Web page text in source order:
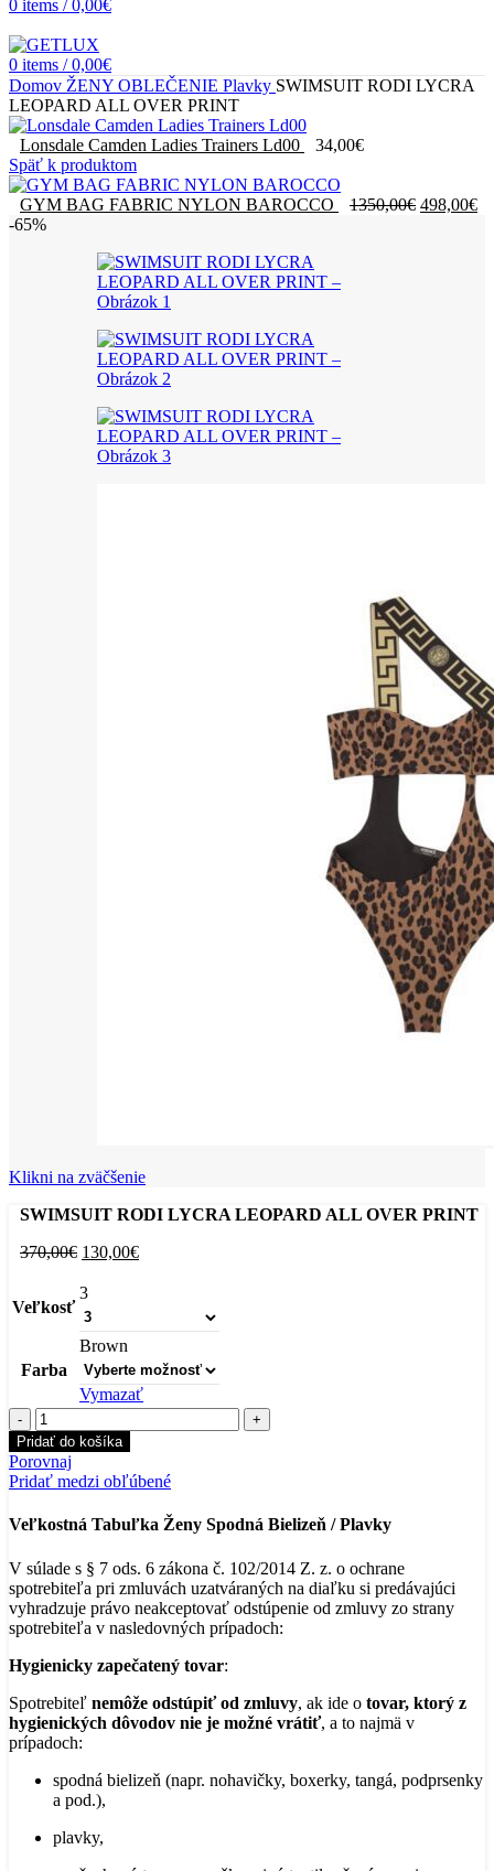
0 items / 0,00€
0 items / 0,00€
Domov ŽENY OBLEČENIE Plavky SWIMSUIT RODI LYCRA
LEOPARD ALL OVER PRINT
Lonsdale Camden Ladies Trainers Ld00 34,00€
Späť k produktom
GYM BAG FABRIC NYLON BAROCCO 1350,00€ Pôvodná
498,00€
-65%
Klikni na zväčšenie
SWIMSUIT RODI LYCRA LEOPARD ALL OVER PRINT
370,00€ Pôvodná
bola:
370,00€.
130,00€Aktuálna
Veľkosť
3
Farba
Brown
Vymazať
množstvo
SWIMSUIT
RODI
LYCRA
LEOPARD
ALL
OVER
Pridať do košíka
Porovnaj
Pridať medzi obľúbené
Veľkostná Tabuľka Ženy Spodná Bielizeň / Plavky
V súlade s § 7 ods. 6 zákona č. 102/2014 Z. z. o ochrane
spotrebiteľa pri zmluvách uzatváraných na diaľku si predávajúci
vyhradzuje právo neakceptovať odstúpenie od zmluvy zo strany
spotrebiteľa v nasledovných prípadoch:
Hygienicky zapečatený tovar:
Spotrebiteľ nemôže odstúpiť od zmluvy, ak ide o tovar, ktorý z
hygienických dôvodov nie je možné vrátiť, a to najmä v
prípadoch:
spodná bielizeň (napr. nohavičky, boxerky, tangá, podprsenky
a pod.),
plavky,